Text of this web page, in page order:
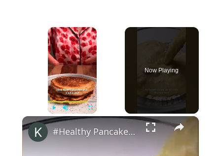
×
Play Unmute Fullscreen
Now Playing
×
#Healthy Pancakes #shorts